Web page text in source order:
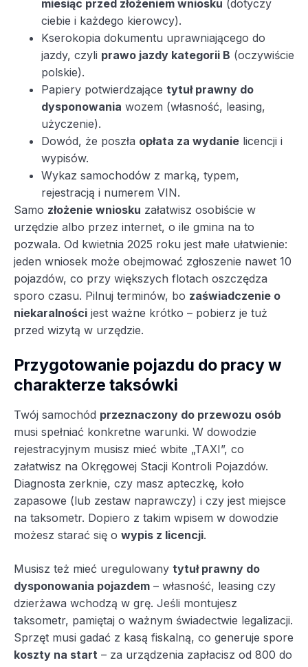
miesiąc przed złożeniem wniosku (dotyczy
ciebie i każdego kierowcy).
Kserokopia dokumentu uprawniającego do
jazdy, czyli prawo jazdy kategorii B (oczywiście
polskie).
Papiery potwierdzające tytuł prawny do
dysponowania wozem (własność, leasing,
użyczenie).
Dowód, że poszła opłata za wydanie licencji i
wypisów.
Wykaz samochodów z marką, typem,
rejestracją i numerem VIN.
Samo złożenie wniosku załatwisz osobiście w
urzędzie albo przez internet, o ile gmina na to
pozwala. Od kwietnia 2025 roku jest małe ułatwienie:
jeden wniosek może obejmować zgłoszenie nawet 10
pojazdów, co przy większych flotach oszczędza
sporo czasu. Pilnuj terminów, bo zaświadczenie o
niekaralności jest ważne krótko – pobierz je tuż
przed wizytą w urzędzie.
Przygotowanie pojazdu do pracy w
charakterze taksówki
Twój samochód przeznaczony do przewozu osób
musi spełniać konkretne warunki. W dowodzie
rejestracyjnym musisz mieć wbite „TAXI”, co
załatwisz na Okręgowej Stacji Kontroli Pojazdów.
Diagnosta zerknie, czy masz apteczkę, koło
zapasowe (lub zestaw naprawczy) i czy jest miejsce
na taksometr. Dopiero z takim wpisem w dowodzie
możesz starać się o wypis z licencji.
Musisz też mieć uregulowany tytuł prawny do
dysponowania pojazdem – własność, leasing czy
dzierżawa wchodzą w grę. Jeśli montujesz
taksometr, pamiętaj o ważnym świadectwie legalizacji.
Sprzęt musi gadać z kasą fiskalną, co generuje spore
koszty na start – za urządzenia zapłacisz od 800 do